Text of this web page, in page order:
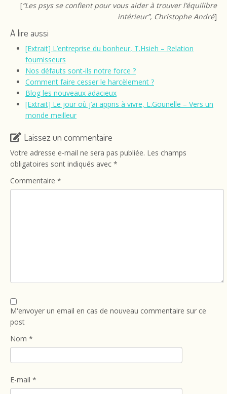
[“Les psys se confient pour vous aider à trouver l’équilibre
intérieur”, Christophe André]
A lire aussi
[Extrait] L’entreprise du bonheur, T.Hsieh – Relation
fournisseurs
Nos défauts sont-ils notre force ?
Comment faire cesser le harcèlement ?
Blog les nouveaux adacieux
[Extrait] Le jour où j’ai appris à vivre, L.Gounelle – Vers un
monde meilleur
Laissez un commentaire
Votre adresse e-mail ne sera pas publiée. Les champs
obligatoires sont indiqués avec *
Commentaire *
M'envoyer un email en cas de nouveau commentaire sur ce
post
Nom *
E-mail *